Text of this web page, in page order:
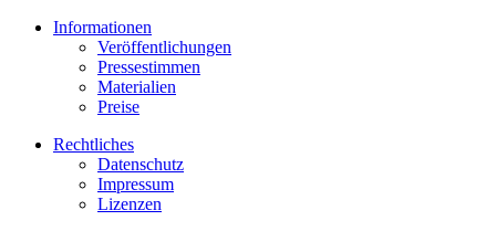
Informationen
Veröffentlichungen
Pressestimmen
Materialien
Preise
Rechtliches
Datenschutz
Impressum
Lizenzen